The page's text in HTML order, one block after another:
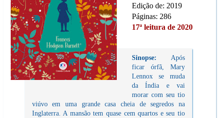
Edição de: 2019
Páginas: 286
17ª leitura de 2020
Sinopse: Após
ficar órfã, Mary
Lennox se muda
da Índia e vai
morar com seu tio
viúvo em uma grande casa cheia de segredos na
Inglaterra. A mansão tem quase cem quartos e seu tio